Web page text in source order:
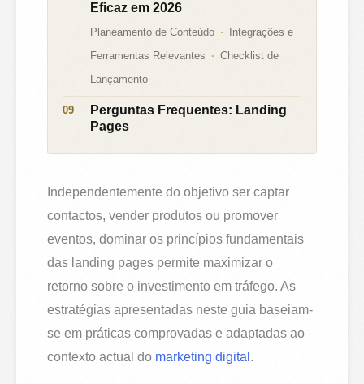
Eficaz em 2026
Planeamento de Conteúdo
Integrações e
Ferramentas Relevantes
Checklist de
Lançamento
Perguntas Frequentes: Landing
Pages
Independentemente do objetivo ser captar
contactos, vender produtos ou promover
eventos, dominar os princípios fundamentais
das landing pages permite maximizar o
retorno sobre o investimento em tráfego. As
estratégias apresentadas neste guia baseiam-
se em práticas comprovadas e adaptadas ao
contexto actual do marketing digital .